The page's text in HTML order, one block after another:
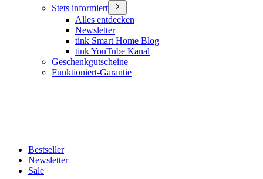
Stets informiert
Alles entdecken
Newsletter
tink Smart Home Blog
tink YouTube Kanal
Geschenkgutscheine
Funktioniert-Garantie
Bestseller
Newsletter
Sale